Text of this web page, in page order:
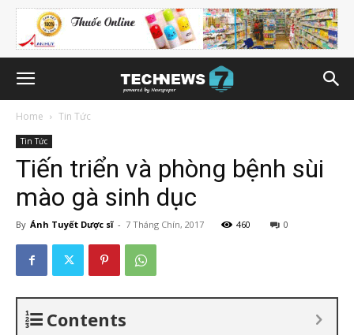
Home Tin Tức
Tin Tức
Tiến triển và phòng bệnh sùi
mào gà sinh dục
By Ánh Tuyết Dược sĩ - 7 Tháng Chín, 2017 460 0
Contents